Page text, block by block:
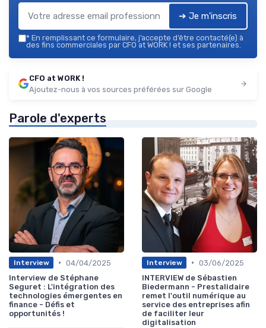
➔ Je m'inscris
* En remplissant ce formulaire, j’accepte d’être contacté(e) à
des fins commerciales par CFO at WORK ! et ses partenaires.
CFO at WORK !
Ajoutez-nous à vos sources préférées sur Google
Parole d'experts
Interview • 04/04/2025
Interview de Stéphane
Seguret : L'intégration des
technologies émergentes en
finance - Défis et
opportunités !
Interview • 03/06/2025
INTERVIEW de Sébastien
Biedermann - Prestalidaire
remet l'outil numérique au
service des entreprises afin
de faciliter leur
digitalisation